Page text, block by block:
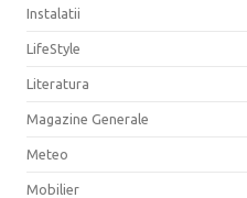
Instalatii
LifeStyle
Literatura
Magazine Generale
Meteo
Mobilier